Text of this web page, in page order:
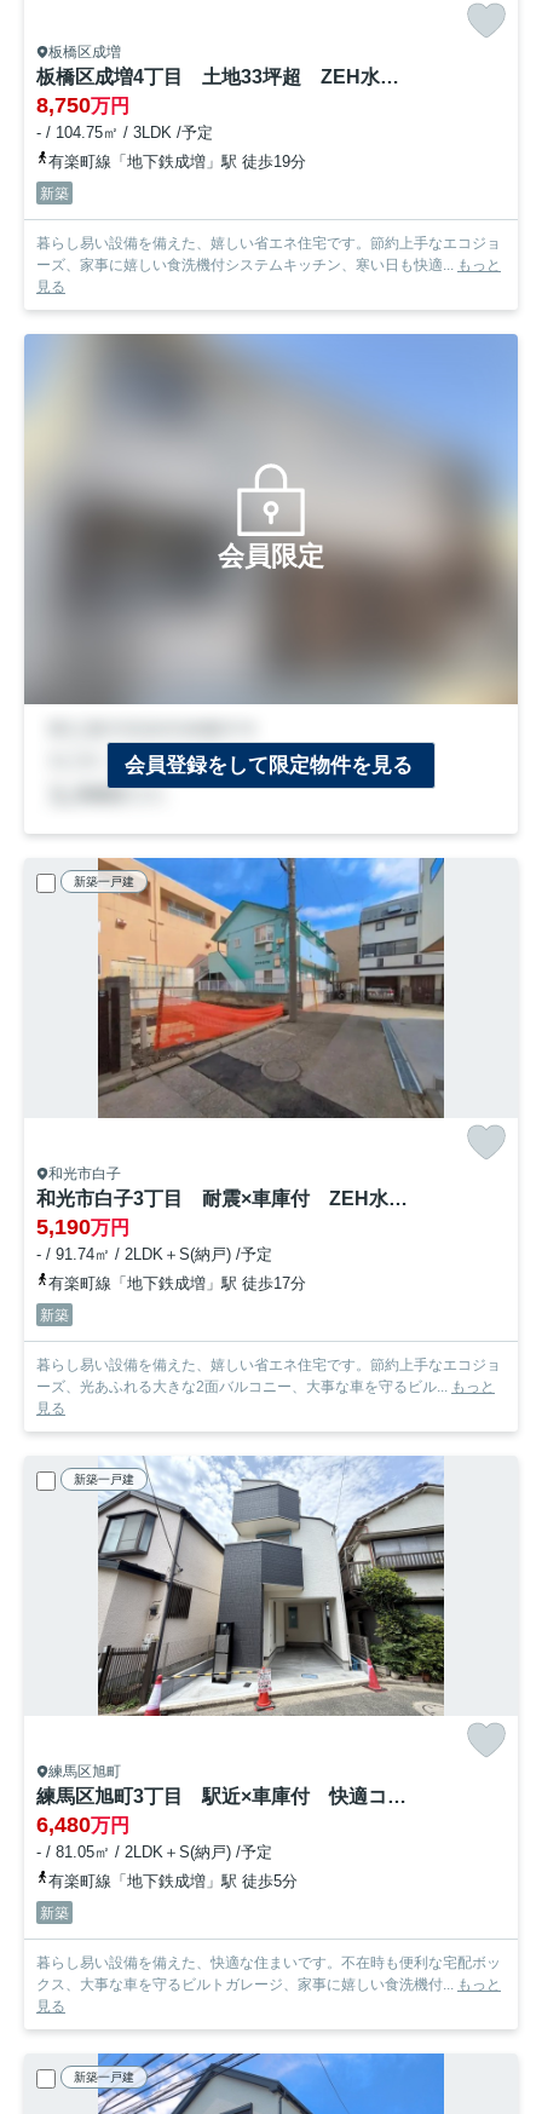
板橋区成増
板橋区成増4丁目 土地33坪超 ZEH水準住宅 全3棟
8,750万円
- / 104.75㎡ / 3LDK /予定
有楽町線「地下鉄成増」駅 徒歩19分
新築
暮らし易い設備を備えた、嬉しい省エネ住宅です。節約上手なエコジョ
ーズ、家事に嬉しい食洗機付システムキッチン、寒い日も快適... もっと
見る
会員限定
会員登録をして限定物件を見る
新築一戸建
和光市白子
和光市白子3丁目 耐震×車庫付 ZEH水準住宅 限定1棟
5,190万円
- / 91.74㎡ / 2LDK＋S(納戸) /予定
有楽町線「地下鉄成増」駅 徒歩17分
新築
暮らし易い設備を備えた、嬉しい省エネ住宅です。節約上手なエコジョ
ーズ、光あふれる大きな2面バルコニー、大事な車を守るビル... もっと
見る
新築一戸建
練馬区旭町
練馬区旭町3丁目 駅近×車庫付 快適コンパクト住宅 限定1棟
6,480万円
- / 81.05㎡ / 2LDK＋S(納戸) /予定
有楽町線「地下鉄成増」駅 徒歩5分
新築
暮らし易い設備を備えた、快適な住まいです。不在時も便利な宅配ボッ
クス、大事な車を守るビルトガレージ、家事に嬉しい食洗機付... もっと
見る
新築一戸建